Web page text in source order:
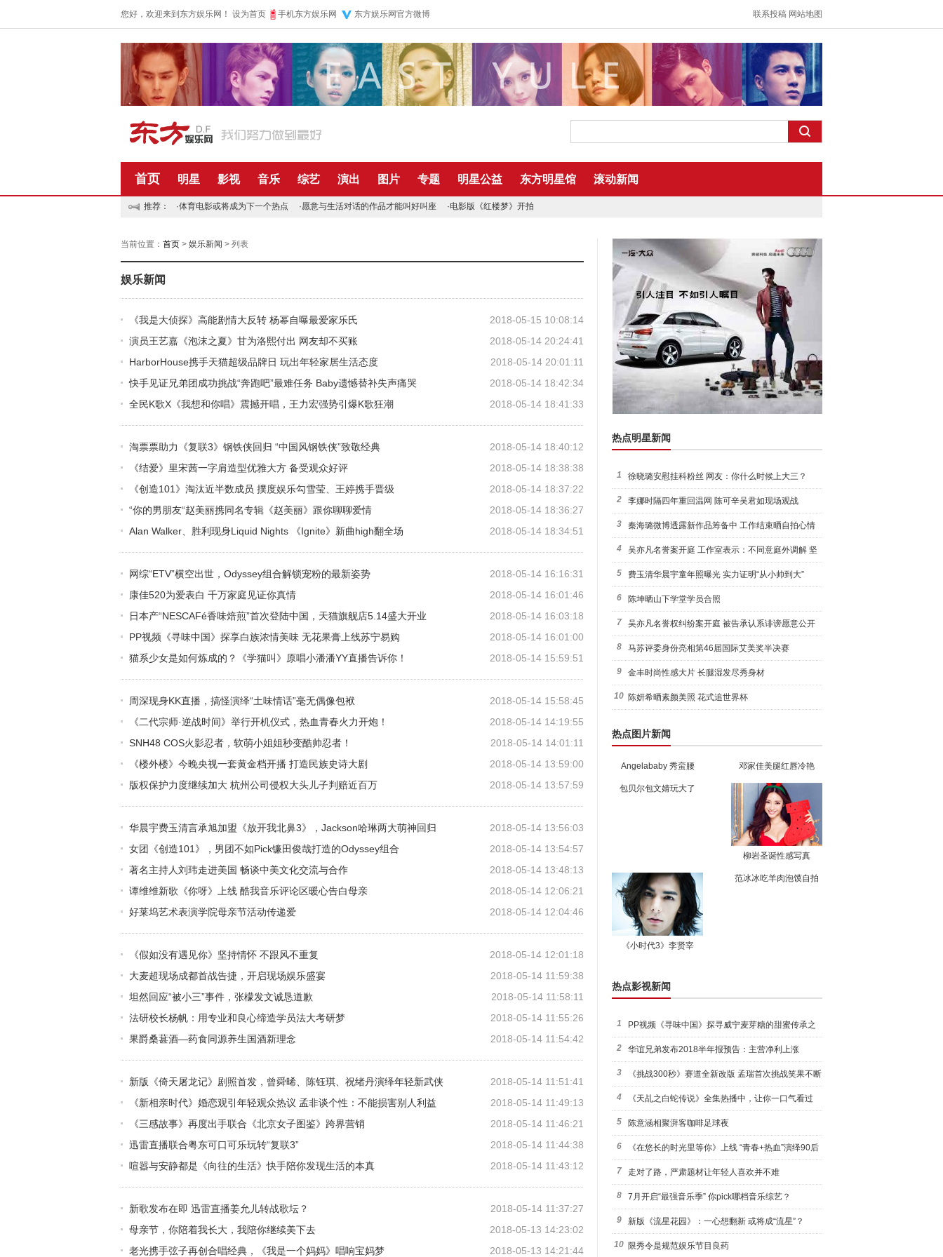
您好，欢迎来到东方娱乐网！ 设为首页 手机东方娱乐网 东方娱乐网官方微博 联系投稿 网站地图
首页 明星 影视 音乐 综艺 演出 图片 专题 明星公益 东方明星馆 滚动新闻
推荐： ·体育电影或将成为下一个热点 ·愿意与生活对话的作品才能叫好叫座 ·电影版《红楼梦》开拍
当前位置： 首页 > 娱乐新闻 > 列表
娱乐新闻
2018-05-15 10:08:14
《我是大侦探》高能剧情大反转 杨幂自曝最爱家乐氏
2018-05-14 20:24:41
演员王艺嘉《泡沫之夏》甘为洛熙付出 网友却不买账
2018-05-14 20:01:11
HarborHouse携手天猫超级品牌日 玩出年轻家居生活态度
2018-05-14 18:42:34
快手见证兄弟团成功挑战“奔跑吧”最难任务 Baby遗憾替补失声痛哭
2018-05-14 18:41:33
全民K歌X《我想和你唱》震撼开唱，王力宏强势引爆K歌狂潮
2018-05-14 18:40:12
淘票票助力《复联3》钢铁侠回归 “中国风钢铁侠”致敬经典
2018-05-14 18:38:38
《结爱》里宋茜一字肩造型优雅大方 备受观众好评
2018-05-14 18:37:22
《创造101》淘汰近半数成员 撲度娱乐勾雪莹、王婷携手晋级
2018-05-14 18:36:27
“你的男朋友“赵美丽携同名专辑《赵美丽》跟你聊聊爱情
2018-05-14 18:34:51
Alan Walker、胜利现身Liquid Nights 《Ignite》新曲high翻全场
2018-05-14 16:16:31
网综“ETV”横空出世，Odyssey组合解锁宠粉的最新姿势
2018-05-14 16:01:46
康佳520为爱表白 千万家庭见证你真情
2018-05-14 16:03:18
日本产“NESCAFé香味焙煎”首次登陆中国，天猫旗舰店5.14盛大开业
2018-05-14 16:01:00
PP视频《寻味中国》探享白族浓情美味 无花果膏上线苏宁易购
2018-05-14 15:59:51
猫系少女是如何炼成的？《学猫叫》原唱小潘潘YY直播告诉你！
2018-05-14 15:58:45
周深现身KK直播，搞怪演绎“土味情话”毫无偶像包袱
2018-05-14 14:19:55
《二代宗师·逆战时间》举行开机仪式，热血青春火力开炮！
2018-05-14 14:01:11
SNH48 COS火影忍者，软萌小姐姐秒变酷帅忍者！
2018-05-14 13:59:00
《楼外楼》今晚央视一套黄金档开播 打造民族史诗大剧
2018-05-14 13:57:59
版权保护力度继续加大 杭州公司侵权大头儿子判赔近百万
2018-05-14 13:56:03
华晨宇费玉清言承旭加盟《放开我北鼻3》，Jackson哈琳两大萌神回归
2018-05-14 13:54:57
女团《创造101》，男团不如Pick镰田俊哉打造的Odyssey组合
2018-05-14 13:48:13
著名主持人刘玮走进美国 畅谈中美文化交流与合作
2018-05-14 12:06:21
谭维维新歌《你呀》上线 酷我音乐评论区暖心告白母亲
2018-05-14 12:04:46
好莱坞艺术表演学院母亲节活动传递爱
2018-05-14 12:01:18
《假如没有遇见你》坚持情怀 不跟风不重复
2018-05-14 11:59:38
大麦超现场成都首战告捷，开启现场娱乐盛宴
2018-05-14 11:58:11
坦然回应“被小三”事件，张檬发文诚恳道歉
2018-05-14 11:55:26
法研校长杨帆：用专业和良心缔造学员法大考研梦
2018-05-14 11:54:42
果爵桑葚酒—药食同源养生国酒新理念
2018-05-14 11:51:41
新版《倚天屠龙记》剧照首发，曾舜晞、陈钰琪、祝绪丹演绎年轻新武侠
2018-05-14 11:49:13
《新相亲时代》婚恋观引年轻观众热议 孟非谈个性：不能损害别人利益
2018-05-14 11:46:21
《三感故事》再度出手联合《北京女子图鉴》跨界营销
2018-05-14 11:44:38
迅雷直播联合粤东可口可乐玩转“复联3”
2018-05-14 11:43:12
喧嚣与安静都是《向往的生活》快手陪你发现生活的本真
2018-05-14 11:37:27
新歌发布在即 迅雷直播姜允儿转战歌坛？
2018-05-13 14:23:02
母亲节，你陪着我长大，我陪你继续美下去
2018-05-13 14:21:44
老光携手弦子再创合唱经典，《我是一个妈妈》唱响宝妈梦
热点明星新闻
1 徐晓璐安慰挂科粉丝 网友：你什么时候上大三？
2 李娜时隔四年重回温网 陈可辛吴君如现场观战
3 秦海璐微博透露新作品筹备中 工作结束晒自拍心情
靓
4 吴亦凡名誉案开庭 工作室表示：不同意庭外调解 坚
决抵制
5 费玉清华晨宇童年照曝光 实力证明“从小帅到大”
6 陈坤晒山下学堂学员合照
7 吴亦凡名誉权纠纷案开庭 被告承认系诽谤愿意公开
致歉
8 马苏评委身份亮相第46届国际艾美奖半决赛
9 金丰时尚性感大片 长腿湿发尽秀身材
10 陈妍希晒素颜美照 花式追世界杯
热点图片新闻
Angelababy 秀蛮腰 邓家佳美腿红唇冷艳
包贝尔包文婧玩大了
柳岩圣诞性感写真
《小时代3》李贤宰
范冰冰吃羊肉泡馍自拍
热点影视新闻
1 PP视频《寻味中国》探寻威宁麦芽糖的甜蜜传承之
旅
2 华谊兄弟发布2018半年报预告：主营净利上涨
128.5%-158.5%
3 《挑战300秒》赛道全新改版 孟瑞首次挑战笑果不断
4 《天乩之白蛇传说》全集热播中，让你一口气看过
瘾！
5 陈意涵相聚湃客咖啡足球夜
6 《在悠长的时光里等你》上线 “青春+热血”演绎90后
青春
7 走对了路，严肃题材让年轻人喜欢并不难
8 7月开启“最强音乐季” 你pick哪档音乐综艺？
9 新版《流星花园》：一心想翻新 或将成“流星”？
10 限秀令是规范娱乐节目良药